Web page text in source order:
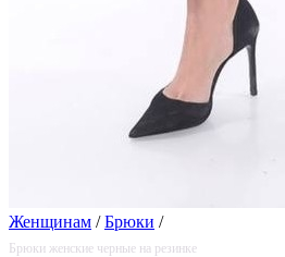
Женщинам / Брюки /
Брюки женские черные на резинке